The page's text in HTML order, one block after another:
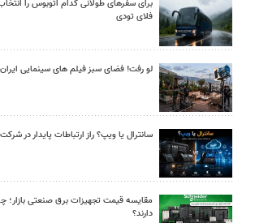
برای سفرهای طولانی کدام اتوبوس را
فلای تودی
لو رفت! فضای سبز فیلم های سینمایی
سانترال یا ویپ؟ راز ارتباطات پایدار در
مقایسه قیمت تجهیزات برق صنعتی بازار؛
دارند؟